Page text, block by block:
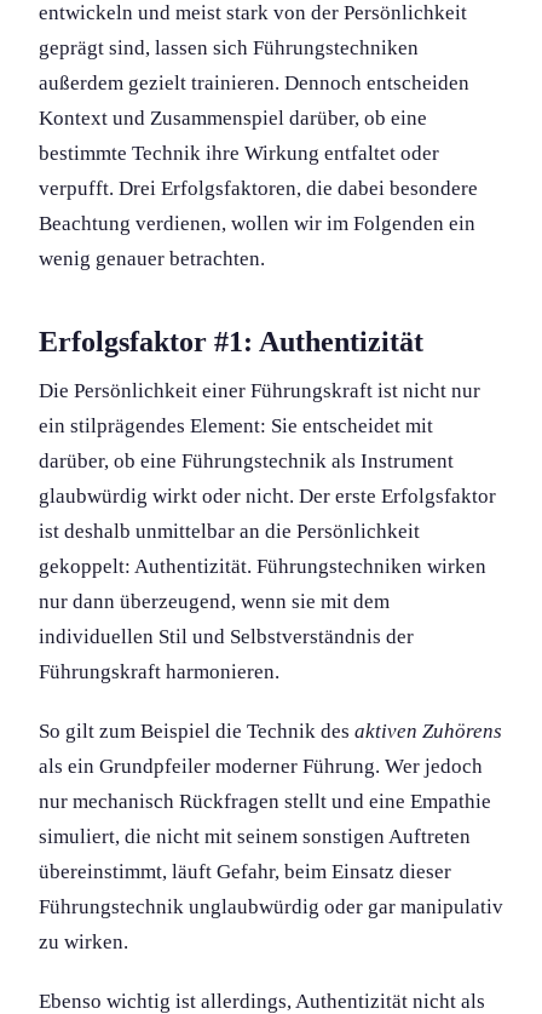
entwickeln und meist stark von der Persönlichkeit
geprägt sind, lassen sich Führungs­techniken
außerdem gezielt trainieren. Dennoch entscheiden
Kontext und Zusammenspiel darüber, ob eine
bestimmte Technik ihre Wirkung entfaltet oder
verpufft. Drei Erfolgsfaktoren, die dabei besondere
Beachtung verdienen, wollen wir im Folgenden ein
wenig genauer betrachten.
Erfolgsfaktor #1: Authentizität
Die Persönlichkeit einer Führungs­kraft ist nicht nur
ein stilprägendes Element: Sie entscheidet mit
darüber, ob eine Führungs­technik als Instrument
glaubwürdig wirkt oder nicht. Der erste Erfolgsfaktor
ist deshalb unmittelbar an die Persönlichkeit
gekoppelt: Authentizität. Führungs­techniken wirken
nur dann überzeugend, wenn sie mit dem
individuellen Stil und Selbstverständnis der
Führungs­kraft harmonieren.
So gilt zum Beispiel die Technik des aktiven Zuhörens
als ein Grundpfeiler moderner Führung. Wer jedoch
nur mechanisch Rückfragen stellt und eine Empathie
simuliert, die nicht mit seinem sonstigen Auftreten
übereinstimmt, läuft Gefahr, beim Einsatz dieser
Führungs­technik ung­laubwürdig oder gar manipulativ
zu wirken.
Ebenso wichtig ist allerdings, Authentizität nicht als